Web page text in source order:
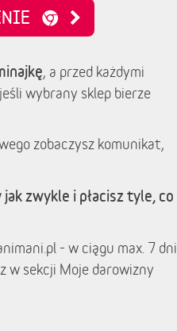
, a przed każdymi
wybrany sklep bierze
zobaczysz komunikat,
zwykle i płacisz tyle, co
- w ciągu max. 7 dni
w sekcji Moje darowizny